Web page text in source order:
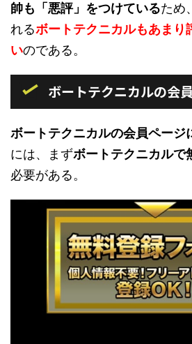
帥も「悪評」をつけているため
れるボートテクニカルもあまり
いのである。
ボートテクニカルの会
ボートテクニカルの会員ページ
には、まずボートテクニカルで
必要がある。